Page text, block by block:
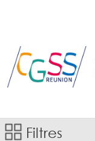
Filtres